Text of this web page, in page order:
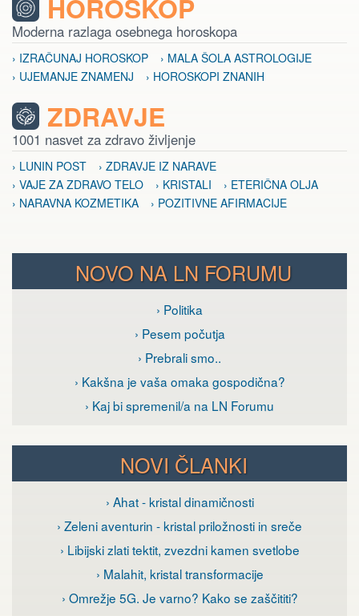
HOROSKOP
Moderna razlaga osebnega horoskopa
› IZRAČUNAJ HOROSKOP
› MALA ŠOLA ASTROLOGIJE
› UJEMANJE ZNAMENJ
› HOROSKOPI ZNANIH
ZDRAVJE
1001 nasvet za zdravo življenje
› LUNIN POST
› ZDRAVJE IZ NARAVE
› VAJE ZA ZDRAVO TELO
› KRISTALI
› ETERIČNA OLJA
› NARAVNA KOZMETIKA
› POZITIVNE AFIRMACIJE
NOVO NA LN FORUMU
› Politika
› Pesem počutja
› Prebrali smo..
› Kakšna je vaša omaka gospodična?
› Kaj bi spremenil/a na LN Forumu
NOVI ČLANKI
› Ahat - kristal dinamičnosti
› Zeleni aventurin - kristal priložnosti in sreče
› Libijski zlati tektit, zvezdni kamen svetlobe
› Malahit, kristal transformacije
› Omrežje 5G. Je varno? Kako se zaščititi?